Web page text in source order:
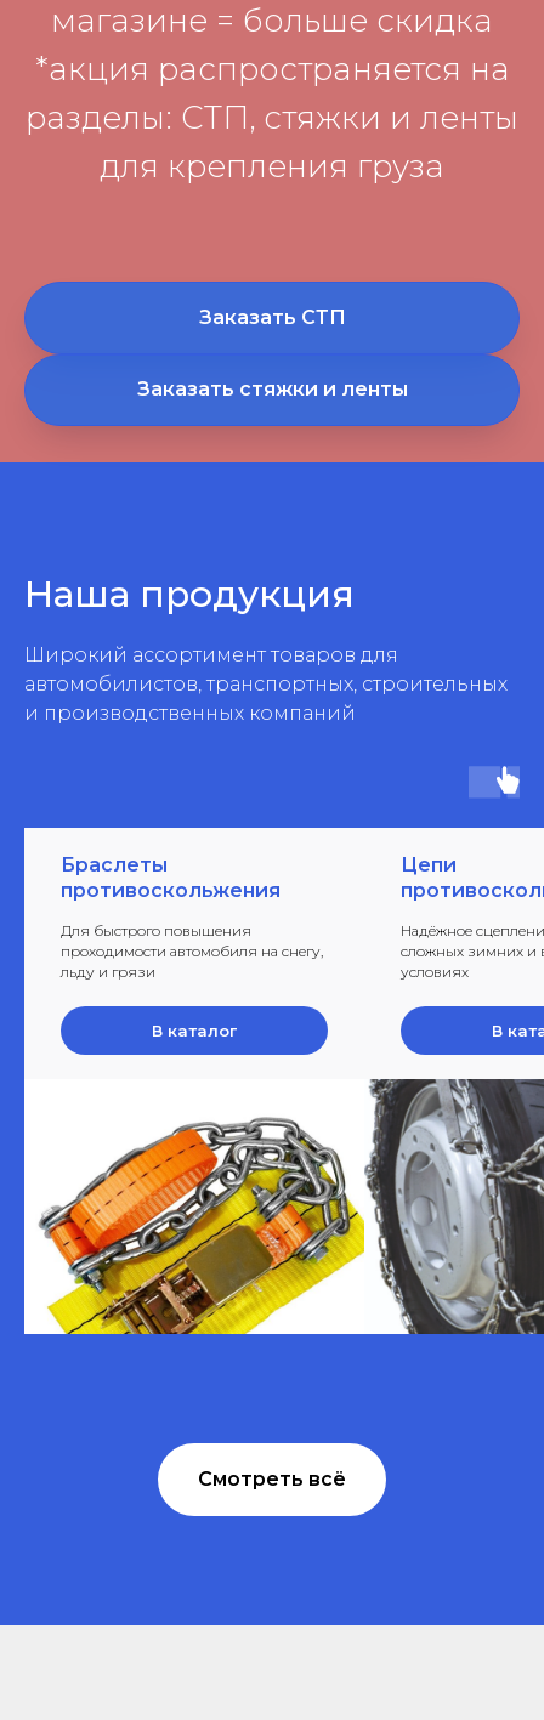
магазине = больше скидка
*акция распространяется на
разделы: СТП, стяжки и ленты
для крепления груза
Заказать СТП
Заказать стяжки и ленты
Наша продукция
Широкий ассортимент товаров для
автомобилистов, транспортных, строительных
и производственных компаний
Браслеты
противоскольжения
Для быстрого повышения
проходимости автомобиля на снегу,
льду и грязи
В каталог
Цепи
Надёжное
сложных зимних и
условиях
В
Смотреть всё